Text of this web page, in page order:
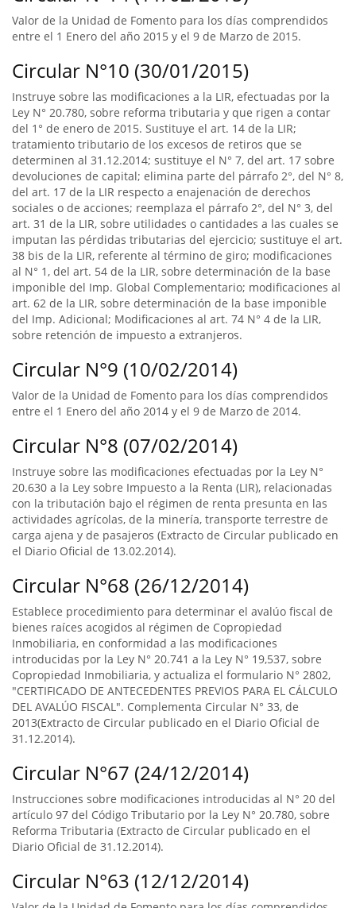
Valor de la Unidad de Fomento para los días comprendidos
entre el 1 Enero del año 2015 y el 9 de Marzo de 2015.
Circular N°10 (30/01/2015)
Instruye sobre las modificaciones a la LIR, efectuadas por la
Ley N° 20.780, sobre reforma tributaria y que rigen a contar
del 1° de enero de 2015. Sustituye el art. 14 de la LIR;
tratamiento tributario de los excesos de retiros que se
determinen al 31.12.2014; sustituye el N° 7, del art. 17 sobre
devoluciones de capital; elimina parte del párrafo 2°, del N° 8,
del art. 17 de la LIR respecto a enajenación de derechos
sociales o de acciones; reemplaza el párrafo 2°, del N° 3, del
art. 31 de la LIR, sobre utilidades o cantidades a las cuales se
imputan las pérdidas tributarias del ejercicio; sustituye el art.
38 bis de la LIR, referente al término de giro; modificaciones
al N° 1, del art. 54 de la LIR, sobre determinación de la base
imponible del Imp. Global Complementario; modificaciones al
art. 62 de la LIR, sobre determinación de la base imponible
del Imp. Adicional; Modificaciones al art. 74 N° 4 de la LIR,
sobre retención de impuesto a extranjeros.
Circular N°9 (10/02/2014)
Valor de la Unidad de Fomento para los días comprendidos
entre el 1 Enero del año 2014 y el 9 de Marzo de 2014.
Circular N°8 (07/02/2014)
Instruye sobre las modificaciones efectuadas por la Ley N°
20.630 a la Ley sobre Impuesto a la Renta (LIR), relacionadas
con la tributación bajo el régimen de renta presunta en las
actividades agrícolas, de la minería, transporte terrestre de
carga ajena y de pasajeros (Extracto de Circular publicado en
el Diario Oficial de 13.02.2014).
Circular N°68 (26/12/2014)
Establece procedimiento para determinar el avalúo fiscal de
bienes raíces acogidos al régimen de Copropiedad
Inmobiliaria, en conformidad a las modificaciones
introducidas por la Ley N° 20.741 a la Ley N° 19,537, sobre
Copropiedad Inmobiliaria, y actualiza el formulario N° 2802,
"CERTIFICADO DE ANTECEDENTES PREVIOS PARA EL CÁLCULO
DEL AVALÚO FISCAL". Complementa Circular N° 33, de
2013(Extracto de Circular publicado en el Diario Oficial de
31.12.2014).
Circular N°67 (24/12/2014)
Instrucciones sobre modificaciones introducidas al N° 20 del
artículo 97 del Código Tributario por la Ley N° 20.780, sobre
Reforma Tributaria (Extracto de Circular publicado en el
Diario Oficial de 31.12.2014).
Circular N°63 (12/12/2014)